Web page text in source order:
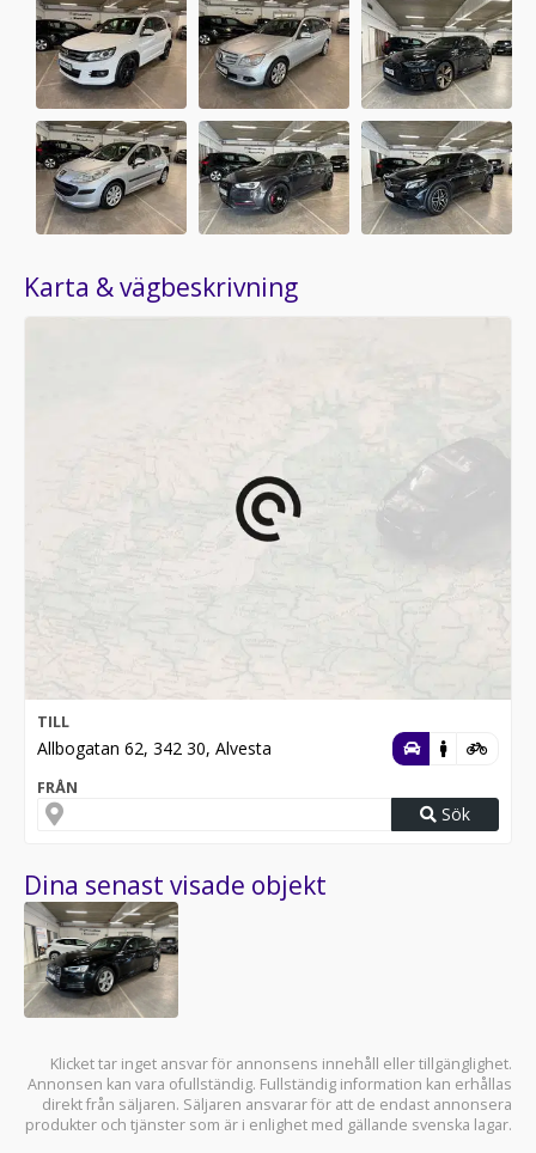
Karta & vägbeskrivning
TILL
Allbogatan 62, 342 30, Alvesta
FRÅN
Sök
Dina senast visade objekt
Klicket tar inget ansvar för annonsens innehåll eller tillgänglighet.
Annonsen kan vara ofullständig. Fullständig information kan erhållas
direkt från säljaren. Säljaren ansvarar för att de endast annonsera
produkter och tjänster som är i enlighet med gällande svenska lagar.